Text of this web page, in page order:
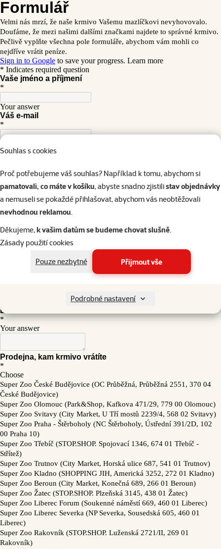
Souhlas s cookies
Proč potřebujeme váš souhlas? Například k tomu, abychom si
pamatovali, co máte v košíku, abyste snadno zjistilistav objednávky
a nemuseli se pokaždé přihlašovat, abychom vás neobtěžovali
nevhodnou reklamou.
Děkujeme,k vašim datům se budeme chovat slušně.
Zásady použití cookies
Pouze nezbytné
Přijmout vše
Podrobné nastavení